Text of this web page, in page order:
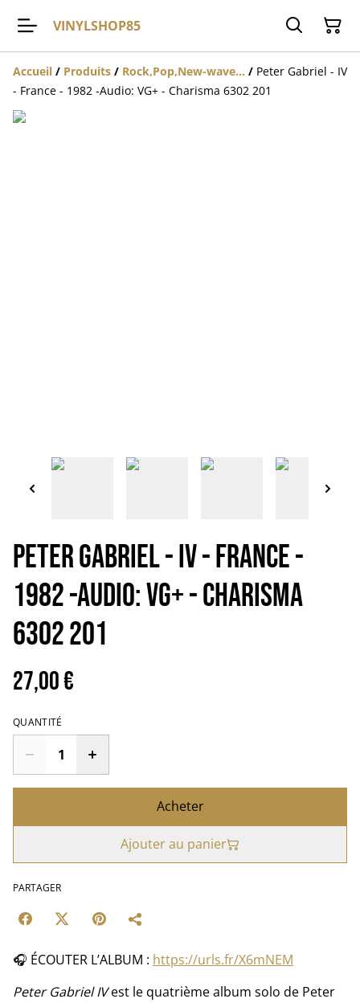
VINYLSHOP85
Accueil / Produits / Rock,Pop,New-wave... / Peter Gabriel - IV
- France - 1982 -Audio: VG+ - Charisma 6302 201
Peter Gabriel - IV - France -
1982 -Audio: VG+ - Charisma
6302 201
27,00 €
QUANTITÉ
Acheter
Ajouter au panier
PARTAGER
🎧 ÉCOUTER L’ALBUM : https://urls.fr/X6mNEM
Peter Gabriel IVest le quatrième album solo de Peter